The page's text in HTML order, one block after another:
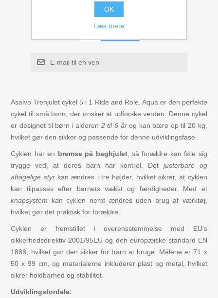
Musikinstrumenter
Spil
1036,00 kr
KØB
E-mail til en ven
Asalvo Trehjulet cykel 5 i 1 Ride and Role, Aqua er den perfekte
cykel til små børn, der ønsker at udforske verden. Denne cykel
er designet til børn i alderen 2 til 6 årog kan bære op til 20 kg,
hvilket gør den sikker og passende for denne udviklingsfase.
Cyklen har en bremse på baghjulet, så forældre kan føle sig
trygge ved, at deres barn har kontrol. Det justerbare og
aftagelige styrkan ændres i tre højder, hvilket sikrer, at cyklen
kan tilpasses efter barnets vækst og færdigheder. Med et
knapsystem kan cyklen nemt ændres uden brug af værktøj,
hvilket gør det praktisk for forældre.
Cyklen er fremstillet i overensstemmelse med EU's
sikkerhedsdirektiv 2001/95EU og den europæiske standard EN
1888, hvilket gør den sikker for børn at bruge. Målene er 71 x
50 x 99 cm, og materialerne inkluderer plast og metal, hvilket
sikrer holdbarhed og stabilitet.
Udviklingsfordele:
OK
Læs mere